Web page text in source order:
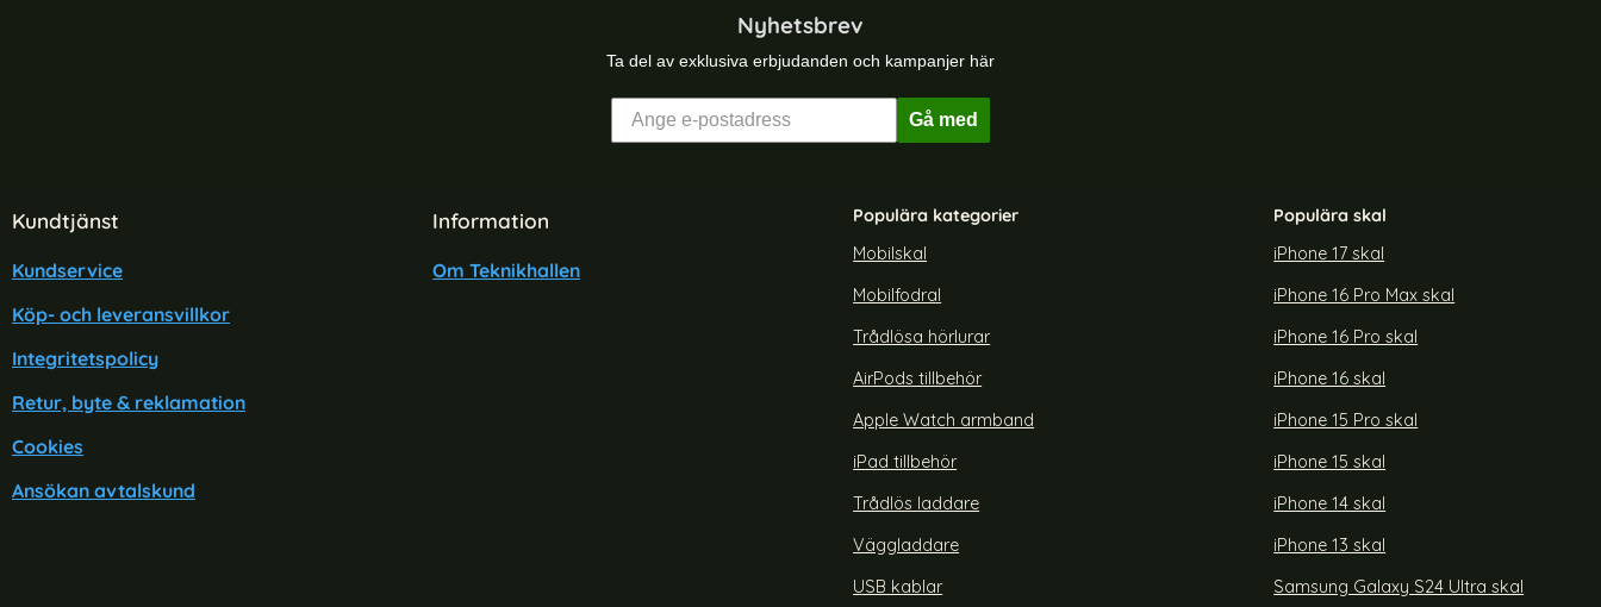
Nyhetsbrev
Ta del av exklusiva erbjudanden och kampanjer här
Gå med
Sidfot Blandad info och länkar
Kundtjänst
Kundservice
Köp- och leveransvillkor
Integritetspolicy
Retur, byte & reklamation
Cookies
Ansökan avtalskund
Information
Om Teknikhallen
Populära kategorier
Mobilskal
Mobilfodral
Trådlösa hörlurar
AirPods tillbehör
Apple Watch armband
iPad tillbehör
Trådlös laddare
Väggladdare
USB kablar
Populära skal
iPhone 17 skal
iPhone 16 Pro Max skal
iPhone 16 Pro skal
iPhone 16 skal
iPhone 15 Pro skal
iPhone 15 skal
iPhone 14 skal
iPhone 13 skal
Samsung Galaxy S24 Ultra skal